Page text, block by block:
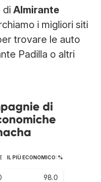
di Almirante
i migliori siti
trovare le auto
Padilla o altri
di
IL PIÙ ECONOMICO: %
98.0